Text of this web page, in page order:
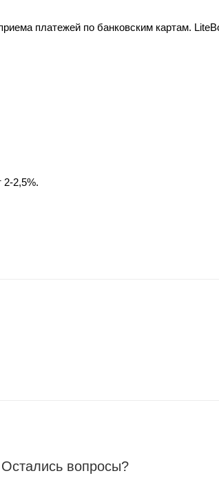
платежей по банковским картам.
2-2,5%.
Остались вопросы?